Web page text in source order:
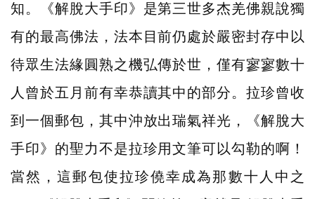
知。《解脫大手印》是第三世多杰羌佛親說獨
有的最高佛法，法本目前仍處於嚴密封存中以
待眾生法緣圓熟之機弘傳於世，僅有寥寥數十
人曾於五月前有幸恭讀其中的部分。拉珍曾收
到一個郵包，其中沖放出瑞氣祥光，《解脫大
手印》的聖力不是拉珍用文筆可以勾勒的啊！
當然，這郵包使拉珍僥幸成為那數十人中之